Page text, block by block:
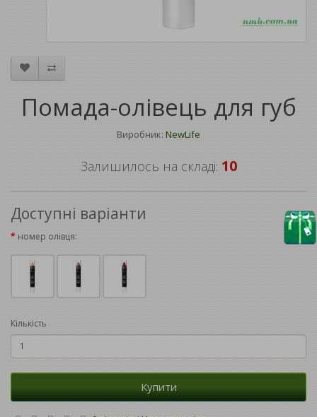
Помада-олівець для губ
Виробник: NewLife
Залишилось на складі: 10
Доступні варіанти
номер олівця:
Кількість
Купити